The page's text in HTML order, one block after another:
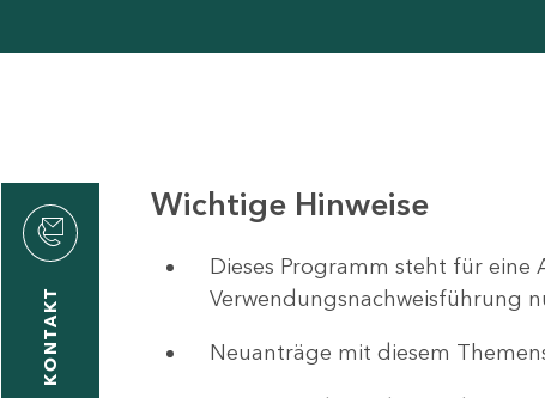
KONTAKT
Wichtige Hinweise
Dieses Programm steht für
Verwendungsnachweisführung
Neuanträge mit diesem